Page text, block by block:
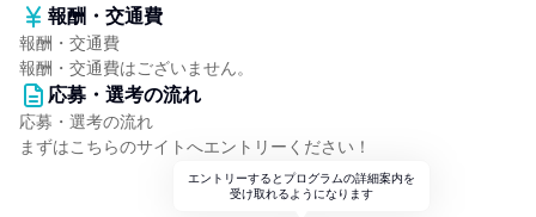
報酬・交通費
報酬・交通費
報酬・交通費はございません。
応募・選考の流れ
応募・選考の流れ
まずはこちらのサイトへエントリーください！
エントリーするとプログラムの詳細案内を
受け取れるようになります